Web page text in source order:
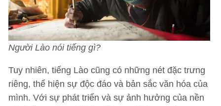
Người Lào nói tiếng gì?
Tuy nhiên, tiếng Lào cũng có những nét đặc trưng
riêng, thể hiện sự độc đáo và bản sắc văn hóa của
mình. Với sự phát triển và sự ảnh hưởng của nền